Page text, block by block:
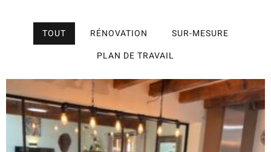
TOUT RÉNOVATION
SUR-MESURE
PLAN DE TRAVAIL